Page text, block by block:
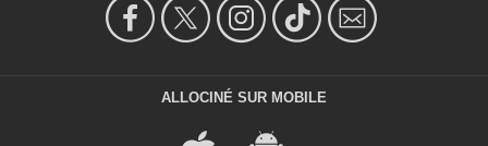
ALLOCINÉ SUR MOBILE